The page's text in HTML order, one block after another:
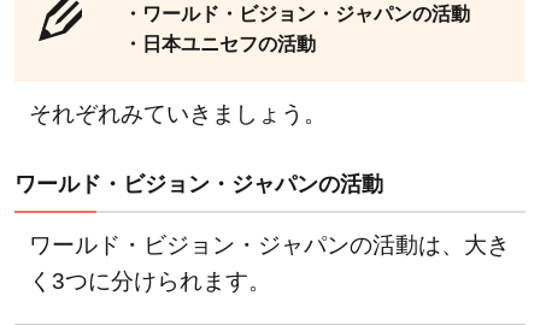
・ワールド・ビジョン・ジャパンの活動
・日本ユニセフの活動
それぞれみていきましょう。
ワールド・ビジョン・ジャパンの活動
ワールド・ビジョン・ジャパンの活動は、大き
く3つに分けられます。